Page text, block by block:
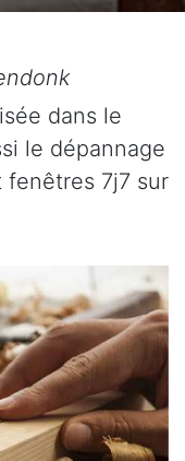
dans le
le dépannage
7j7 sur